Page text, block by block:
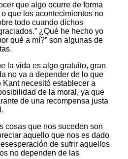
que algo ocurre de forma
que los acontecimientos no
todo cuando dichos
¿Qué he hecho yo
qué a mí?” son algunas de
la vida es algo gratuito, gran
no va a depender de lo que
necesitó establecer a
de la moral, ya que
de una recompensa justa
cosas que nos suceden son
aquello que nos es dado
de sufrir aquellos
no dependen de las